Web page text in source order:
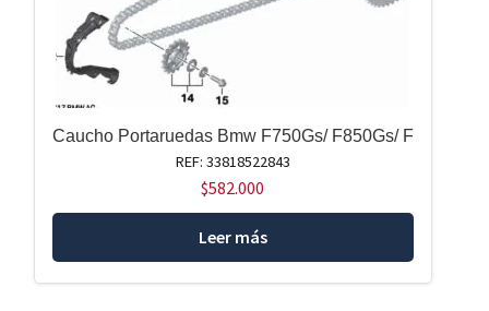
Caucho Portaruedas Bmw F750Gs/ F850Gs/ F
REF: 33818522843
$582.000
Leer más